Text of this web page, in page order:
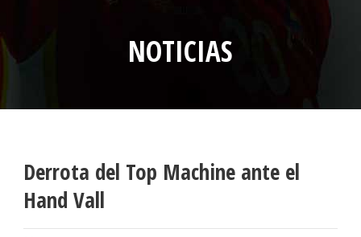
NOTICIAS
Derrota del Top Machine ante el
Hand Vall